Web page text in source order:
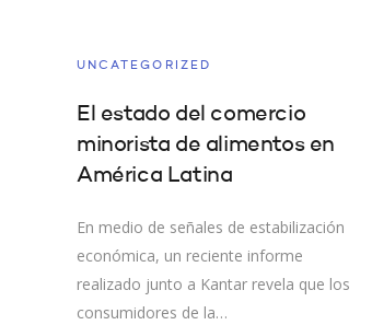
UNCATEGORIZED
El estado del comercio
minorista de alimentos en
América Latina
En medio de señales de estabilización
económica, un reciente informe
realizado junto a Kantar revela que los
consumidores de la…